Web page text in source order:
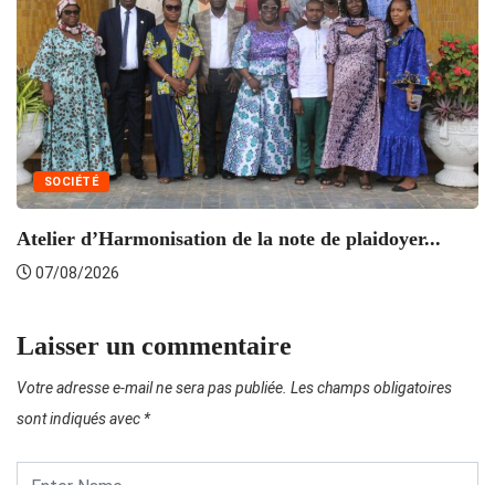
SOCIÉTÉ
Atelier d’Harmonisation de la note de plaidoyer...
07/08/2026
Laisser un commentaire
Votre adresse e-mail ne sera pas publiée. Les champs obligatoires
sont indiqués avec *